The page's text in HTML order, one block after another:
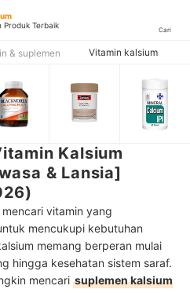
Produk Terbaik
Cari
& suplemen Vitamin kalsium
Kalsium
& Lansia]
vitamin yang
mencukupi kebutuhan
memang berperan mulai
hingga kesehatan sistem saraf.
mencari suplemen kalsium